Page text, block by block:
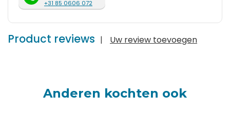
+31 85 0606 072
Product reviews | Uw review toevoegen
Anderen kochten ook